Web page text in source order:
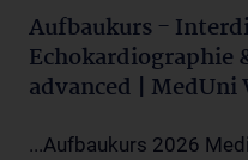
Aufbaukurs -
Echokardiographie
advanced | MedUni
...Aufbaukurs 2026